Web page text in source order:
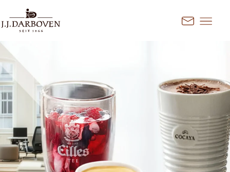
Kontakt
Vyberte zemi a jazyk
Objevte naše nabídky pro váš
trh
Deutschland DE
EN
France
FR
Česko
CS
Ireland
EN
Polska
PL